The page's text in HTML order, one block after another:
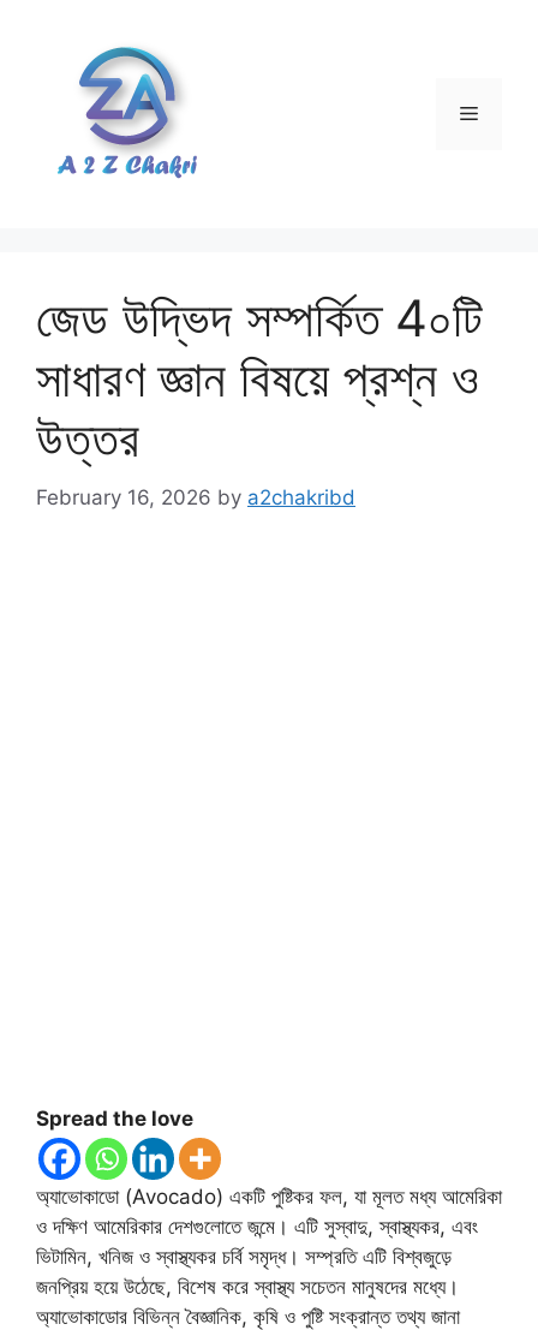
Menu
জেড উদ্ভিদ সম্পর্কিত 4০টি
সাধারণ জ্ঞান বিষয়ে প্রশ্ন ও
উত্তর
February 16, 2026 by a2chakribd
Spread the love
অ্যাভোকাডো (Avocado) একটি পুষ্টিকর ফল, যা মূলত মধ্য আমেরিকা
ও দক্ষিণ আমেরিকার দেশগুলোতে জন্মে। এটি সুস্বাদু, স্বাস্থ্যকর, এবং
ভিটামিন, খনিজ ও স্বাস্থ্যকর চর্বি সমৃদ্ধ। সম্প্রতি এটি বিশ্বজুড়ে
জনপ্রিয় হয়ে উঠেছে, বিশেষ করে স্বাস্থ্য সচেতন মানুষদের মধ্যে।
অ্যাভোকাডোর বিভিন্ন বৈজ্ঞানিক, কৃষি ও পুষ্টি সংক্রান্ত তথ্য জানা